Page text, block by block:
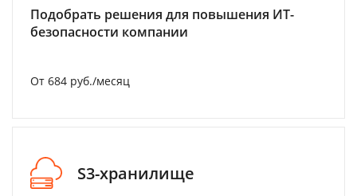
Подобрать решения для повышения ИТ-
безопасности компании
От 684 руб./месяц
S3-хранилище